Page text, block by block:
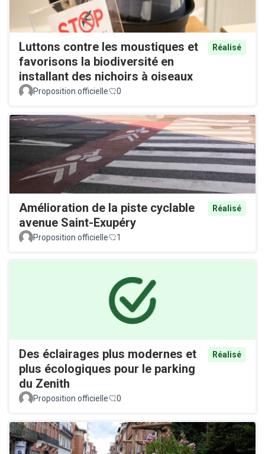
Luttons contre les moustiques et
favorisons la biodiversité en
installant des nichoirs à oiseaux
Réalisé
Proposition officielle 0
Amélioration de la piste cyclable
avenue Saint-Exupéry
Réalisé
Proposition officielle 1
Des éclairages plus modernes et
plus écologiques pour le parking
du Zenith
Réalisé
Proposition officielle 0